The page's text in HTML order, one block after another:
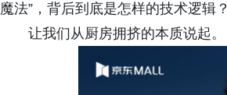
魔法”，背后到底是怎样的技术逻辑？
让我们从厨房拥挤的本质说起。